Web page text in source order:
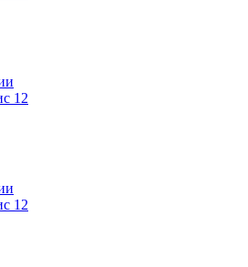
12
12